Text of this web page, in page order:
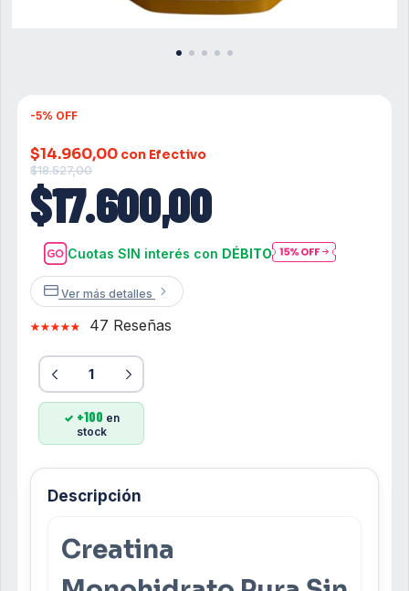
-5% OFF
$17.600,00
$18.527,00
$14.960,00 con Efectivo
Cuotas SIN interés con DÉBITO
Ver más detalles
47 Reseñas
+100 en
stock
Descripción
Creatina